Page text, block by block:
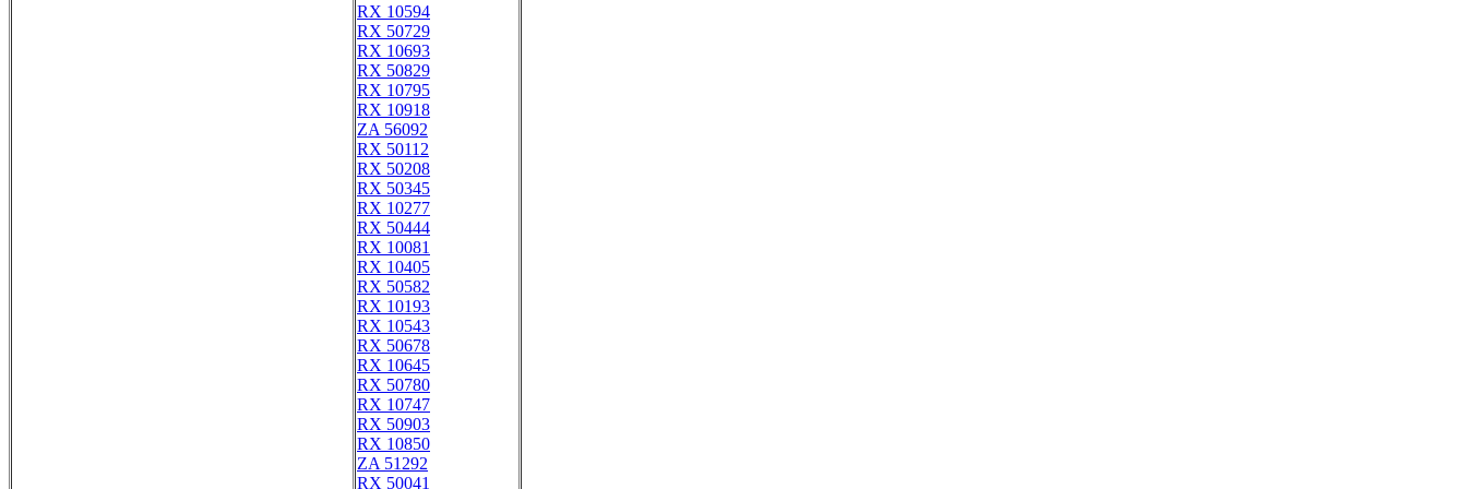
RX 10594
RX 50729
RX 10693
RX 50829
RX 10795
RX 10918
ZA 56092
RX 50112
RX 50208
RX 50345
RX 10277
RX 50444
RX 10081
RX 10405
RX 50582
RX 10193
RX 10543
RX 50678
RX 10645
RX 50780
RX 10747
RX 50903
RX 10850
ZA 51292
RX 50041